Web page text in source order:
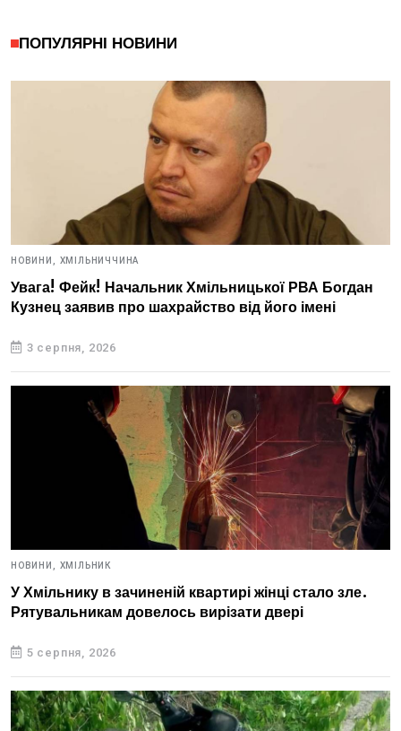
ПОПУЛЯРНІ НОВИНИ
НОВИНИ, ХМІЛЬНИЧЧИНА
Увага! Фейк! Начальник Хмільницької РВА Богдан
Кузнец заявив про шахрайство від його імені
3 серпня, 2026
НОВИНИ, ХМІЛЬНИК
У Хмільнику в зачиненій квартирі жінці стало зле.
Рятувальникам довелось вирізати двері
5 серпня, 2026